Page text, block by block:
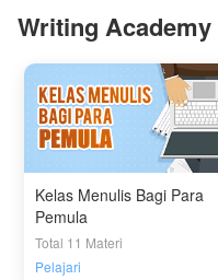
Writing Academy
Kelas Menulis Bagi Para
Pemula
Total 11 Materi
Pelajari